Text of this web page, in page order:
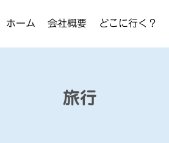
ホーム 会社概要 どこに行く？
旅行